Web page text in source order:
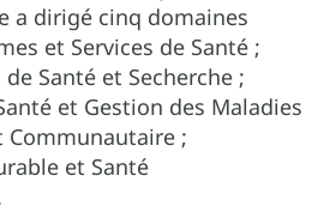
a dirigé cinq domaines
et Services de Santé ;
Santé et Secherche ;
et Gestion des Maladies
Communautaire ;
et Santé